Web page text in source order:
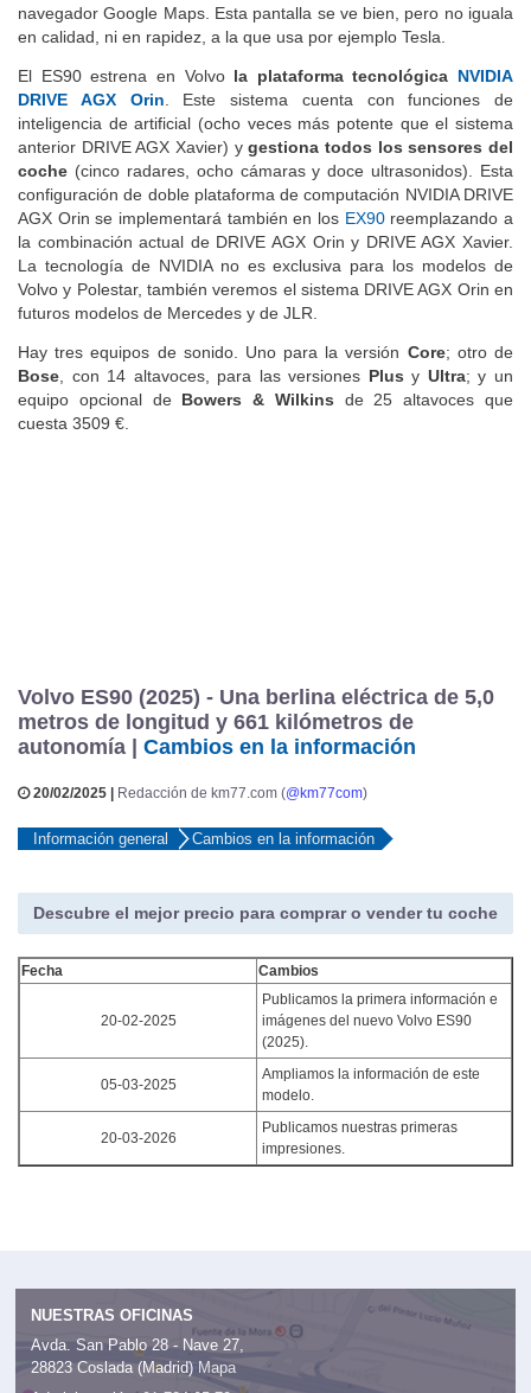
navegador Google Maps. Esta pantalla se ve bien, pero no iguala
en calidad, ni en rapidez, a la que usa por ejemplo Tesla.
El ES90 estrena en Volvo la plataforma tecnológica NVIDIA
DRIVE AGX Orin . Este sistema cuenta con funciones de
inteligencia de artificial (ocho veces más potente que el sistema
anterior DRIVE AGX Xavier) ygestiona todos los sensores del
coche (cinco radares, ocho cámaras y doce ultrasonidos). Esta
configuración de doble plataforma de computación NVIDIA DRIVE
AGX Orin se implementará también en los EX90reemplazando a
la combinación actual de DRIVE AGX Orin y DRIVE AGX Xavier.
La tecnología de NVIDIA no es exclusiva para los modelos de
Volvo y Polestar, también veremos el sistema DRIVE AGX Orin en
futuros modelos de Mercedes y de JLR.
Hay tres equipos de sonido. Uno para la versión Core; otro de
Bose , con 14 altavoces, para las versiones Plus y Ultra; y un
equipo opcional de Bowers & Wilkins de 25 altavoces que
cuesta 3509 €.
Volvo ES90 (2025) - Una berlina eléctrica de 5,0
metros de longitud y 661 kilómetros de
autonomía | Cambios en la información
20/02/2025 | Redacción de km77.com (@km77com)
Información general Cambios en la información
Descubre el mejor precio para comprar o vender tu coche
Fecha Cambios
20-02-2025
Publicamos la primera información e
imágenes del nuevo Volvo ES90
(2025).
05-03-2025
Ampliamos la información de este
modelo.
20-03-2026
Publicamos nuestras primeras
impresiones.
NUESTRAS OFICINAS
Avda. San Pablo 28 - Nave 27,
28823 Coslada (Madrid) Mapa